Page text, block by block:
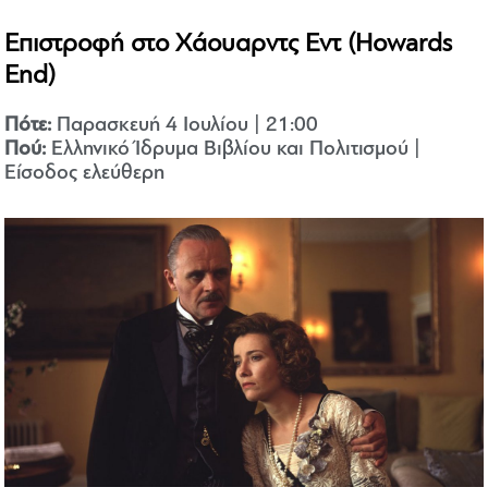
Επιστροφή στο Χάουαρντς Εντ (Howards
End)
Πότε: Παρασκευή 4 Ιουλίου | 21:00
Πού: Ελληνικό Ίδρυμα Βιβλίου και Πολιτισμού |
Είσοδος ελεύθερη